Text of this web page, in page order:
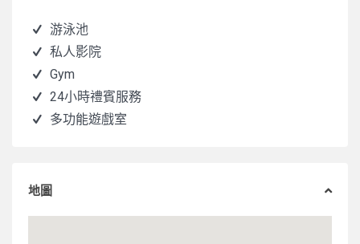
游泳池
私人影院
Gym
24小時禮賓服務
多功能遊戲室
地圖